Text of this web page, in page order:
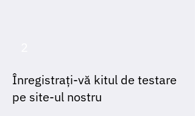
Înregistrați-vă kitul de testare
pe site-ul nostru